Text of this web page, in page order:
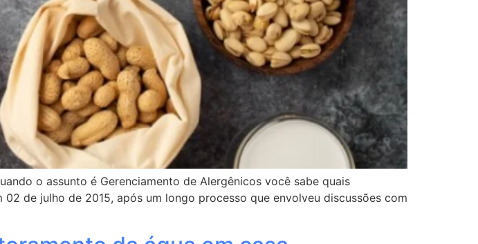
o assunto é Gerenciamento de Alergênicos você sabe quais
de julho de 2015, após um longo processo que envolveu discussões com